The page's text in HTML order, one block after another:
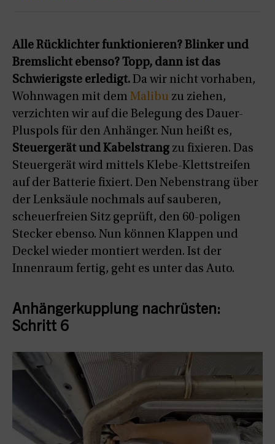
Alle Rücklichter funktionieren? Blinker und
Bremslicht ebenso? Topp, dann ist das
Schwierigste erledigt. Da wir nicht vorhaben,
Wohnwagen mit dem Malibu zu ziehen,
verzichten wir auf die Belegung des Dauer-
Pluspols für den Anhänger. Nun heißt es,
Steuergerät und Kabelstrang zu fixieren. Das
Steuergerät wird mittels Klebe-Klettstreifen
auf der Batterie fixiert. Den Nebenstrang über
der Lenksäule nochmals auf sauberen,
scheuerfreien Sitz geprüft, den 60-poligen
Stecker ebenso. Nun können Klappen und
Deckel wieder montiert werden. Ist der
Innenraum fertig, geht es unter das Auto.
Anhängerkupplung nachrüsten:
Schritt 6